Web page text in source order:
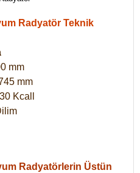
Radyatör Teknik
mm
mm
Kcall
Radyatörlerin Üstün